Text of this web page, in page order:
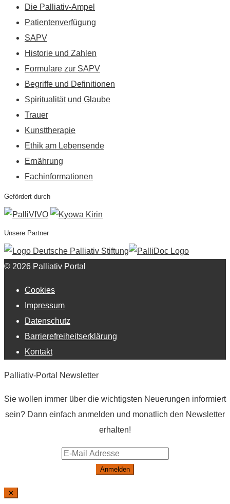
Die Palliativ-Ampel
Patientenverfügung
SAPV
Historie und Zahlen
Formulare zur SAPV
Begriffe und Definitionen
Spiritualität und Glaube
Trauer
Kunsttherapie
Ethik am Lebensende
Ernährung
Fachinformationen
Gefördert durch
Unsere Partner
© 2026 Palliativ Portal
Cookies
Impressum
Datenschutz
Barrierefreiheitserklärung
Kontakt
Palliativ-Portal Newsletter
Sie wollen immer über die wichtigsten Neuerungen informiert
sein? Dann einfach anmelden und monatlich den Newsletter
erhalten!
Anmelden
✕